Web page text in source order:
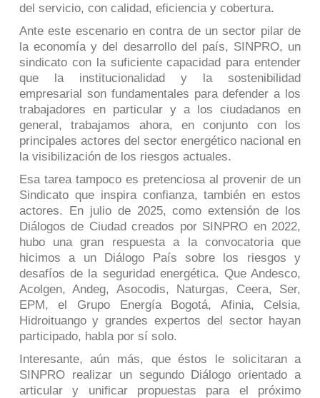
del servicio, con calidad, eficiencia y cobertura.
Ante este escenario en contra de un sector pilar de
la economía y del desarrollo del país, SINPRO, un
sindicato con la suficiente capacidad para entender
que la institucionalidad y la sostenibilidad
empresarial son fundamentales para defender a los
trabajadores en particular y a los ciudadanos en
general, trabajamos ahora, en conjunto con los
principales actores del sector energético nacional en
la visibilización de los riesgos actuales.
Esa tarea tampoco es pretenciosa al provenir de un
Sindicato que inspira confianza, también en estos
actores. En julio de 2025, como extensión de los
Diálogos de Ciudad creados por SINPRO en 2022,
hubo una gran respuesta a la convocatoria que
hicimos a un Diálogo País sobre los riesgos y
desafíos de la seguridad energética. Que Andesco,
Acolgen, Andeg, Asocodis, Naturgas, Ceera, Ser,
EPM, el Grupo Energía Bogotá, Afinia, Celsia,
Hidroituango y grandes expertos del sector hayan
participado, habla por sí solo.
Interesante, aún más, que éstos le solicitaran a
SINPRO realizar un segundo Diálogo orientado a
articular y unificar propuestas para el próximo